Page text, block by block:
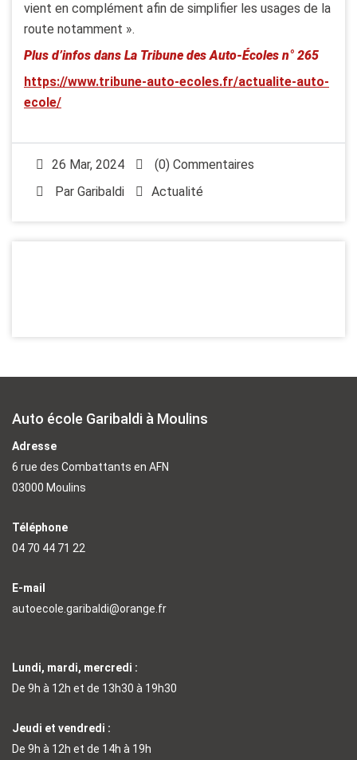
vient en complément afin de simplifier les usages de la
route notamment ».
Plus d’infos dans La Tribune des Auto-Écoles n° 265
https://www.tribune-auto-ecoles.fr/actualite-auto-
ecole/
26 Mar, 2024
(0) Commentaires
Par Garibaldi Actualité
Auto école Garibaldi à Moulins
Adresse
6 rue des Combattants en AFN
03000 Moulins
Téléphone
04 70 44 71 22
E-mail
autoecole.garibaldi@orange.fr
Lundi, mardi, mercredi :
De 9h à 12h et de 13h30 à 19h30
Jeudi et vendredi :
De 9h à 12h et de 14h à 19h